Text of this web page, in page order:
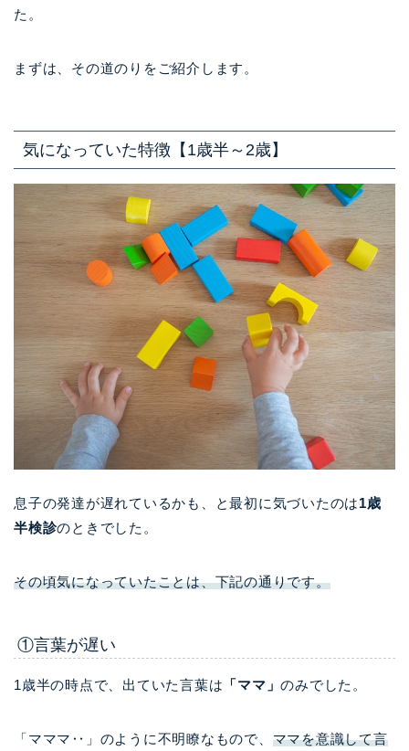
た。
まずは、その道のりをご紹介します。
気になっていた特徴【1歳半～2歳】
息子の発達が遅れているかも、と最初に気づいたのは1歳
半検診のときでした。
その頃気になっていたことは、下記の通りです。
①言葉が遅い
1歳半の時点で、出ていた言葉は 「ママ」のみでした。
「マママ‥」のように不明瞭なもので、 ママを意識して言